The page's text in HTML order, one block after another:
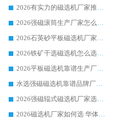
2026有实力的磁选机厂家推荐_华体会手机网页版-华体会(中国) _行业标杆与优质厂商盘点
2026强磁滚筒生产厂家怎么选?行业口碑推荐华体会手机网页版-华体会(中国)
2026石英砂平板磁选机厂家推荐 华体会手机网页版-华体会(中国) 技术实力备受行业认可
2026铁矿干选磁选机怎么选?源头厂家华体会手机网页版-华体会(中国) ，用实力说话
2026平板磁选机靠谱生产厂家怎么选?行业标杆华体会手机网页版-华体会(中国) ，凭硬实力脱颖而出
水选强磁磁选机靠谱品牌厂家推荐：华体会手机网页版-华体会(中国) ，技术实力与口碑双在线
2026强磁辊式磁选机厂家选购技巧_认准华体会手机网页版-华体会(中国) 生产厂家
2026磁选机厂家如何选 华体会手机网页版-华体会(中国) 生产厂家14年行业经验支招